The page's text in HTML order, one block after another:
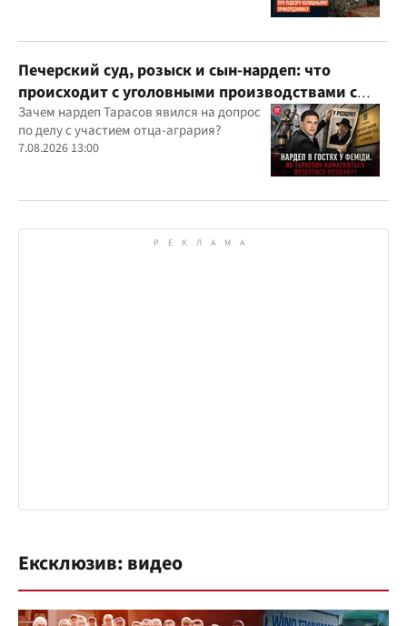
Печерский суд, розыск и сын-нардеп: что
происходит с уголовными производствами с
участием агробарона Тарасова?
Зачем нардеп Тарасов явился на допрос
по делу с участием отца-агрария?
7.08.2026 13:00
Ексклюзив: видео